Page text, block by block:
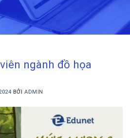
ngành đồ họa
BỞIADMIN